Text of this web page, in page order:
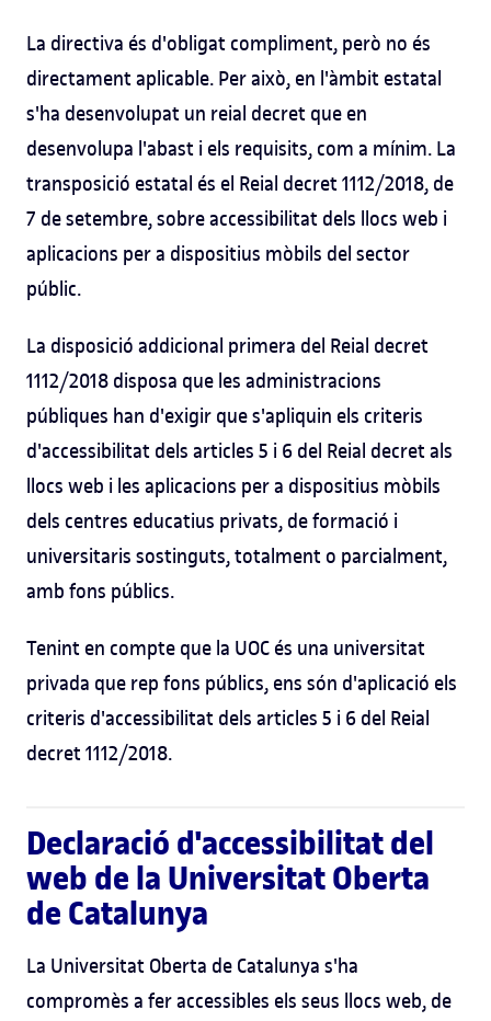
La directiva és d'obligat compliment, però no és
directament aplicable. Per això, en l'àmbit estatal
s'ha desenvolupat un reial decret que en
desenvolupa l'abast i els requisits, com a mínim. La
transposició estatal és el Reial decret 1112/2018, de
7 de setembre, sobre accessibilitat dels llocs web i
aplicacions per a dispositius mòbils del sector
públic.
La disposició addicional primera del Reial decret
1112/2018 disposa que les administracions
públiques han d'exigir que s'apliquin els criteris
d'accessibilitat dels articles 5 i 6 del Reial decret als
llocs web i les aplicacions per a dispositius mòbils
dels centres educatius privats, de formació i
universitaris sostinguts, totalment o parcialment,
amb fons públics.
Tenint en compte que la UOC és una universitat
privada que rep fons públics, ens són d'aplicació els
criteris d'accessibilitat dels articles 5 i 6 del Reial
decret 1112/2018.
Declaració d'accessibilitat del
web de la Universitat Oberta
de Catalunya
La Universitat Oberta de Catalunya s'ha
compromès a fer accessibles els seus llocs web, de